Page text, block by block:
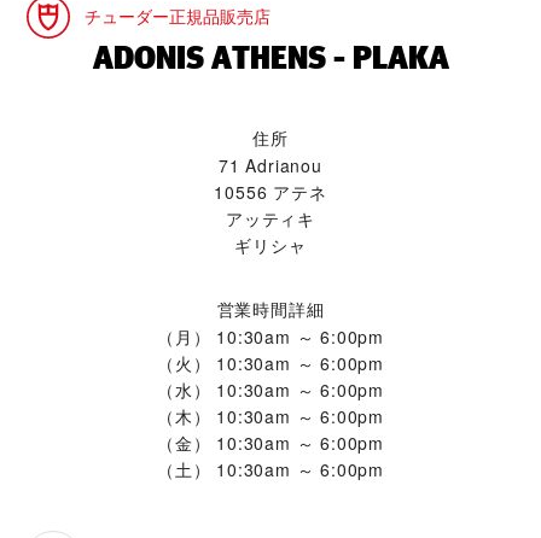
チューダー正規品販売店
‭ADONIS ATHENS - PLAKA‬
住所
71 Adrianou
10556 アテネ
アッティキ
ギリシャ
営業時間詳細
（月）
10:30am ～ 6:00pm
（火）
10:30am ～ 6:00pm
（水）
10:30am ～ 6:00pm
（木）
10:30am ～ 6:00pm
（金）
10:30am ～ 6:00pm
（土）
10:30am ～ 6:00pm